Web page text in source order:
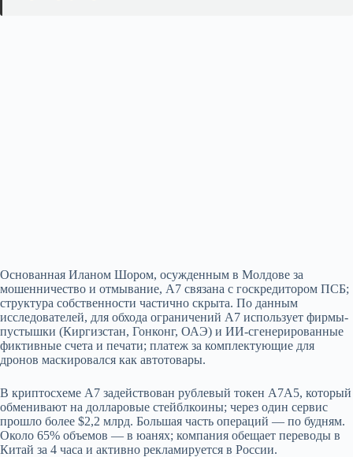
Основанная Иланом Шором, осужденным в Молдове за
мошенничество и отмывание, A7 связана с госкредитором ПСБ;
структура собственности частично скрыта. По данным
исследователей, для обхода ограничений A7 использует фирмы-
пустышки (Киргизстан, Гонконг, ОАЭ) и ИИ‑сгенерированные
фиктивные счета и печати; платеж за комплектующие для
дронов маскировался как автотовары.
В криптосхеме A7 задействован рублевый токен A7A5, который
обменивают на долларовые стейблкоины; через один сервис
прошло более $2,2 млрд. Большая часть операций — по будням.
Около 65% объемов — в юанях; компания обещает переводы в
Китай за 4 часа и активно рекламируется в России.